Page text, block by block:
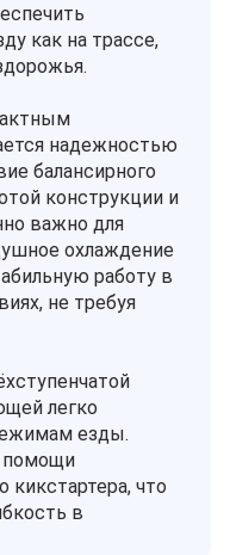
как на трассе,
надежностью
балансирного
конструкции и
важно для
охлаждение
работу в
не требуя
легко
езды.
помощи
кикстартера, что
в